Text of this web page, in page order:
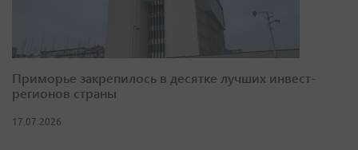
Приморье закрепилось в десятке лучших инвест-
регионов страны
17.07.2026